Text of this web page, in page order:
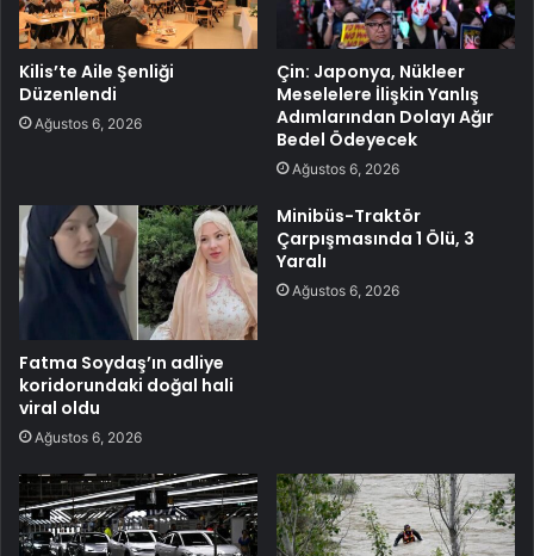
Kilis’te Aile Şenliği
Düzenlendi
Ağustos 6, 2026
Çin: Japonya, Nükleer
Meselelere İlişkin Yanlış
Adımlarından Dolayı Ağır
Bedel Ödeyecek
Ağustos 6, 2026
Fatma Soydaş’ın adliye
koridorundaki doğal hali
viral oldu
Ağustos 6, 2026
Minibüs-Traktör
Çarpışmasında 1 Ölü, 3
Yaralı
Ağustos 6, 2026